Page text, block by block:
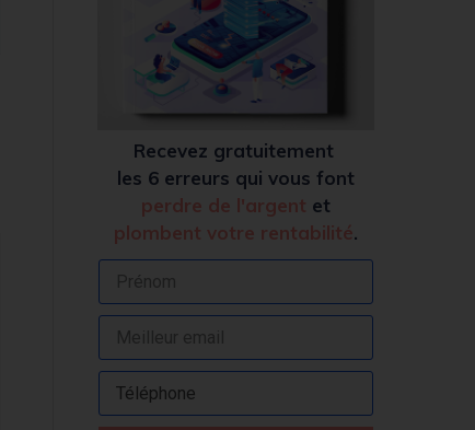
Recevez gratuitement
les 6 erreurs qui vous font
perdre de l'argent et
plombent votre rentabilité.